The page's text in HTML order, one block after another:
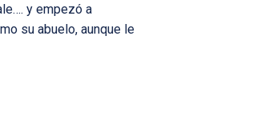
y empezó a
su abuelo, aunque le